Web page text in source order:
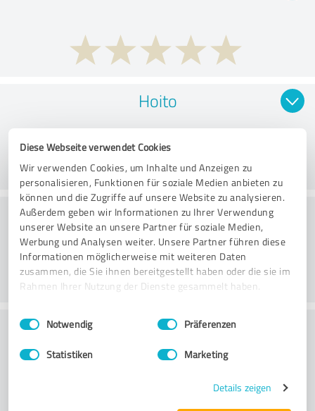
Diese Webseite verwendet Cookies
Wir verwenden Cookies, um Inhalte und Anzeigen zu
personalisieren, Funktionen für soziale Medien anbieten zu
können und die Zugriffe auf unsere Website zu analysieren.
Außerdem geben wir Informationen zu Ihrer Verwendung
unserer Website an unsere Partner für soziale Medien,
Werbung und Analysen weiter. Unsere Partner führen diese
Informationen möglicherweise mit weiteren Daten
zusammen, die Sie ihnen bereitgestellt haben oder die sie im
Rahmen Ihrer Nutzung der Dienste gesammelt haben.
Impressum Datenschutzbestimmungen
Einwilligungsauswahl
Notwendig Präferenzen
Statistiken Marketing
Details zeigen
Hoito
Harjoitus
Palvelu